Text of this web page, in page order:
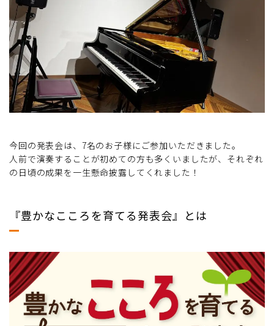
今回の発表会は、7名のお子様にご参加いただきました。
人前で演奏することが初めての方も多くいましたが、それぞれ
の日頃の成果を一生懸命披露してくれました！
『豊かなこころを育てる発表会』とは